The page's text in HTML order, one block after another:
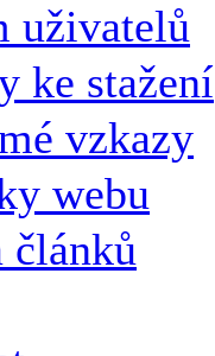
uživatelů
ke stažení
vzkazy
webu
článků